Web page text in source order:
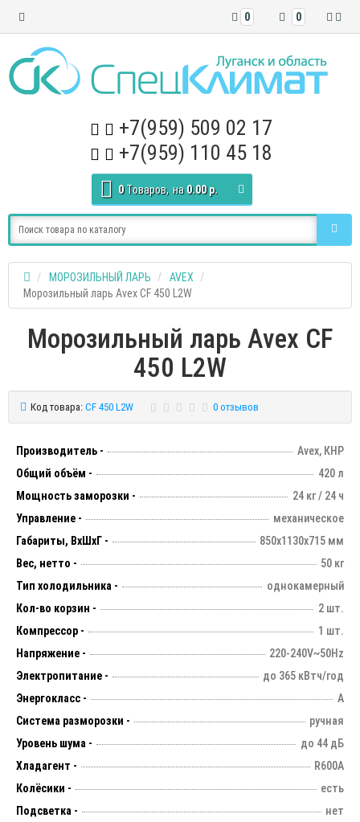
0
0
+7(959) 509 02 17
+7(959) 110 45 18
0 Tоваров, на 0.00 р.
МОРОЗИЛЬНЫЙ ЛАРЬ
AVEX
Морозильный ларь Avex CF 450 L2W
Морозильный ларь Avex CF
450 L2W
Код товара: CF 450 L2W 0 отзывов
Производитель -
Avex, КНР
Общий объём -
420 л
Мощность заморозки -
24 кг / 24 ч
Управление -
механическое
Габариты, ВхШхГ -
850х1130х715 мм
Вес, нетто -
50 кг
Тип холодильника -
однокамерный
Кол-во корзин -
2 шт.
Компрессор -
1 шт.
Напряжение -
220-240V~50Hz
Электропитание -
до 365 кВтч/год
Энергокласс -
А
Система разморозки -
ручная
Уровень шума -
до 44 дБ
Хладагент -
R600A
Колёсики -
есть
Подсветка -
нет